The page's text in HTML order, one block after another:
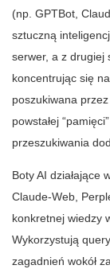
(np. GPTBot,
sztuczną
serwer, a z drugiej
koncentrując się
poszukiwana
powstałej
przeszukiwania
Boty AI działające
Claude-Web,
konkretnej wiedzy
Wykorzystują
zagadnień wokół